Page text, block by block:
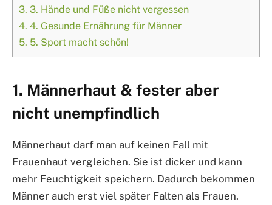
3. 3. Hände und Füße nicht vergessen
4. 4. Gesunde Ernährung für Männer
5. 5. Sport macht schön!
1. Männerhaut & fester aber
nicht unempfindlich
Männerhaut darf man auf keinen Fall mit
Frauenhaut vergleichen. Sie ist dicker und kann
mehr Feuchtigkeit speichern. Dadurch bekommen
Männer auch erst viel später Falten als Frauen.